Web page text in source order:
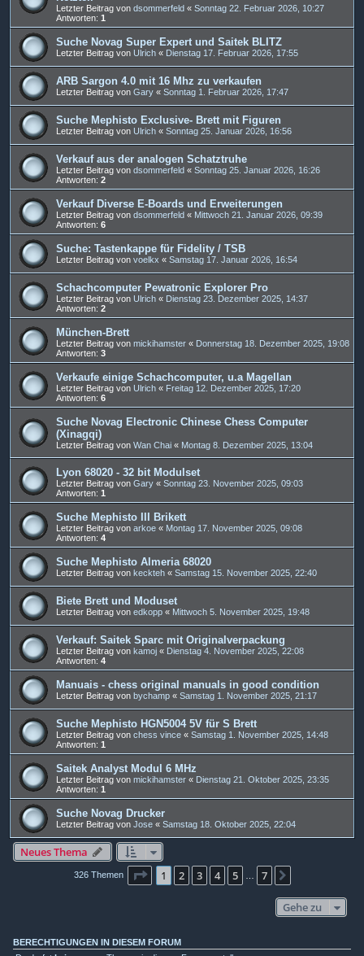
Letzter Beitrag von dsommerfeld « Sonntag 22. Februar 2026, 10:27
Antworten: 1
Suche Novag Super Expert und Saitek BLITZ
Letzter Beitrag von Ulrich « Dienstag 17. Februar 2026, 17:55
ARB Sargon 4.0 mit 16 Mhz zu verkaufen
Letzter Beitrag von Gary « Sonntag 1. Februar 2026, 17:47
Suche Mephisto Exclusive- Brett mit Figuren
Letzter Beitrag von Ulrich « Sonntag 25. Januar 2026, 16:56
Verkauf aus der analogen Schatztruhe
Letzter Beitrag von dsommerfeld « Sonntag 25. Januar 2026, 16:26
Antworten: 2
Verkauf Diverse E-Boards und Erweiterungen
Letzter Beitrag von dsommerfeld « Mittwoch 21. Januar 2026, 09:39
Antworten: 6
Suche: Tastenkappe für Fidelity / TSB
Letzter Beitrag von voelkx « Samstag 17. Januar 2026, 16:54
Schachcomputer Pewatronic Explorer Pro
Letzter Beitrag von Ulrich « Dienstag 23. Dezember 2025, 14:37
Antworten: 2
München-Brett
Letzter Beitrag von mickihamster « Donnerstag 18. Dezember 2025, 19:08
Antworten: 3
Verkaufe einige Schachcomputer, u.a Magellan
Letzter Beitrag von Ulrich « Freitag 12. Dezember 2025, 17:20
Antworten: 6
Suche Novag Electronic Chinese Chess Computer
(Xinagqi)
Letzter Beitrag von Wan Chai « Montag 8. Dezember 2025, 13:04
Lyon 68020 - 32 bit Modulset
Letzter Beitrag von Gary « Sonntag 23. November 2025, 09:03
Antworten: 1
Suche Mephisto III Brikett
Letzter Beitrag von arkoe « Montag 17. November 2025, 09:08
Antworten: 4
Suche Mephisto Almeria 68020
Letzter Beitrag von keckteh « Samstag 15. November 2025, 22:40
Biete Brett und Moduset
Letzter Beitrag von edkopp « Mittwoch 5. November 2025, 19:48
Verkauf: Saitek Sparc mit Originalverpackung
Letzter Beitrag von kamoj « Dienstag 4. November 2025, 22:08
Antworten: 4
Manuais - chess original manuals in good condition
Letzter Beitrag von bychamp « Samstag 1. November 2025, 21:17
Suche Mephisto HGN5004 5V für S Brett
Letzter Beitrag von chess vince « Samstag 1. November 2025, 14:48
Antworten: 1
Saitek Analyst Modul 6 MHz
Letzter Beitrag von mickihamster « Dienstag 21. Oktober 2025, 23:35
Antworten: 1
Suche Novag Drucker
Letzter Beitrag von Jose « Samstag 18. Oktober 2025, 22:04
Neues Thema
326 Themen Seite 1von
1 2 3 4 5 7
Gehe zu
BERECHTIGUNGEN IN DIESEM FORUM